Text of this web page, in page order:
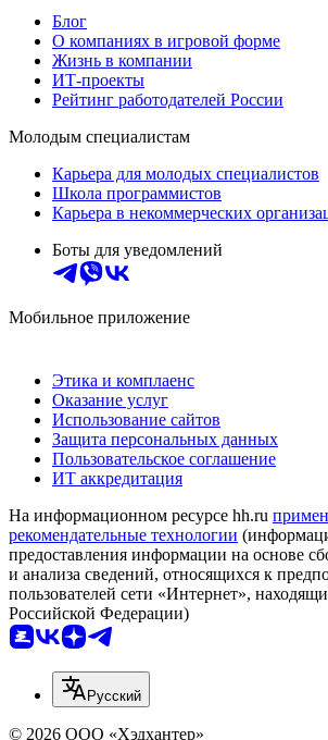
Блог
О компаниях в игровой форме
Жизнь в компании
ИТ-проекты
Рейтинг работодателей России
Молодым специалистам
Карьера для молодых специалистов
Школа программистов
Карьера в некоммерческих
Боты для уведомлений
Мобильное приложение
Этика и комплаенс
Оказание услуг
Использование сайтов
Защита персональных данных
Пользовательское соглашение
ИТ аккредитация
На информационном ресурсе hh.ru
рекомендательные технологии
предоставления информации на основе
и анализа сведений, относящихся к
пользователей сети «Интернет»,
Российской Федерации)
Русский
© 2026 ООО «Хэдхантер»